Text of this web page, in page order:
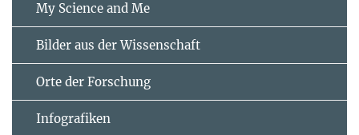
My Science and Me
Bilder aus der Wissenschaft
Orte der Forschung
Infografiken